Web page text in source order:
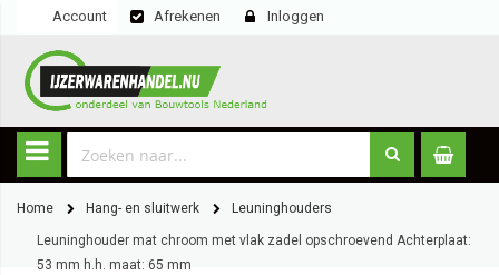
Account Afrekenen Inloggen
Home Hang- en sluitwerk Leuninghouders
Leuninghouder mat chroom met vlak zadel opschroevend Achterplaat:
53 mm h.h. maat: 65 mm